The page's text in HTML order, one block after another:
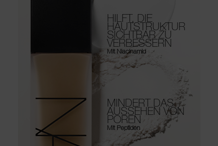
HILFT, DIE
HAUTSTRUKTUR
SICHTBAR ZU
VERBESSERN
Mit Niacinamid
MINDERT DAS
AUSSEHEN VON
POREN
Mit Peptiden